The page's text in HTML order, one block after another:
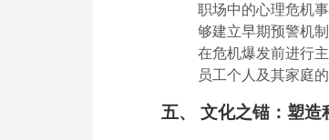
职场中的心理危机
够建立早期预警机
在危机爆发前进行
员工个人及其家庭
五、 文化之锚：塑